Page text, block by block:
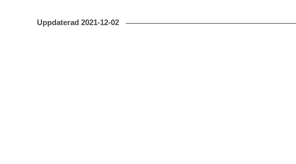
Uppdaterad 2021-12-02